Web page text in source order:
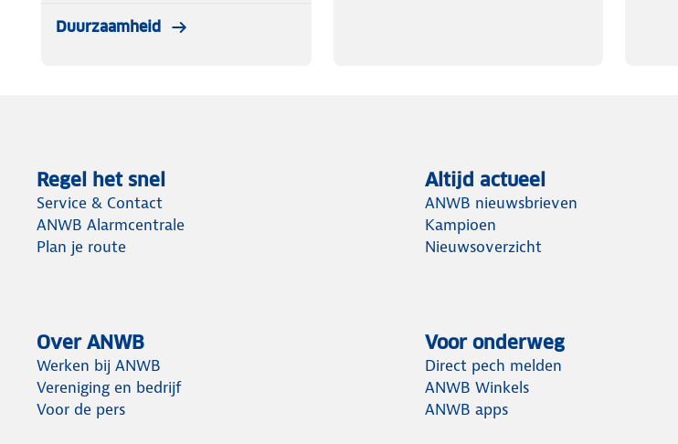
Duurzaamheid
Regel het snel
Service & Contact
ANWB Alarmcentrale
Plan je route
Altijd actueel
ANWB nieuwsbrieven
Kampioen
Nieuwsoverzicht
Over ANWB
Werken bij ANWB
Vereniging en bedrijf
Voor de pers
Voor onderweg
Direct pech melden
ANWB Winkels
ANWB apps